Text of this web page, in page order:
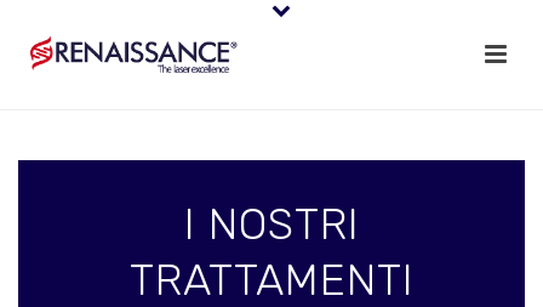
I NOSTRI
TRATTAMENTI